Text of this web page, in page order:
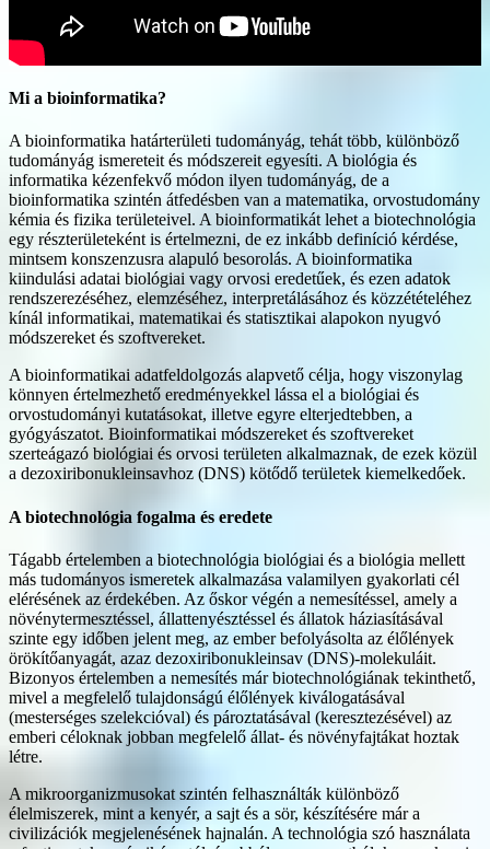
Mi a bioinformatika?
A bioinformatika határterületi tudományág, tehát több, különböző
tudományág ismereteit és módszereit egyesíti. A biológia és
informatika kézenfekvő módon ilyen tudományág, de a
bioinformatika szintén átfedésben van a matematika, orvostudomány
kémia és fizika területeivel. A bioinformatikát lehet a biotechnológia
egy részterületeként is értelmezni, de ez inkább definíció kérdése,
mintsem konszenzusra alapuló besorolás. A bioinformatika
kiindulási adatai biológiai vagy orvosi eredetűek, és ezen adatok
rendszerezéséhez, elemzéséhez, interpretálásához és közzétételéhez
kínál informatikai, matematikai és statisztikai alapokon nyugvó
módszereket és szoftvereket.
A bioinformatikai adatfeldolgozás alapvető célja, hogy viszonylag
könnyen értelmezhető eredményekkel lássa el a biológiai és
orvostudományi kutatásokat, illetve egyre elterjedtebben, a
gyógyászatot. Bioinformatikai módszereket és szoftvereket
szerteágazó biológiai és orvosi területen alkalmaznak, de ezek közül
a dezoxiribonukleinsavhoz (DNS) kötődő területek kiemelkedőek.
A biotechnológia fogalma és eredete
Tágabb értelemben a biotechnológia biológiai és a biológia mellett
más tudományos ismeretek alkalmazása valamilyen gyakorlati cél
elérésének az érdekében. Az őskor végén a nemesítéssel, amely a
növénytermesztéssel, állattenyésztéssel és állatok háziasításával
szinte egy időben jelent meg, az ember befolyásolta az élőlények
örökítőanyagát, azaz dezoxiribonukleinsav (DNS)-molekuláit.
Bizonyos értelemben a nemesítés már biotechnológiának tekinthető,
mivel a megfelelő tulajdonságú élőlények kiválogatásával
(mesterséges szelekcióval) és pároztatásával (keresztezésével) az
emberi céloknak jobban megfelelő állat- és növényfajtákat hoztak
létre.
A mikroorganizmusokat szintén felhasználták különböző
élelmiszerek, mint a kenyér, a sajt és a sör, készítésére már a
civilizációk megjelenésének hajnalán. A technológia szó használata